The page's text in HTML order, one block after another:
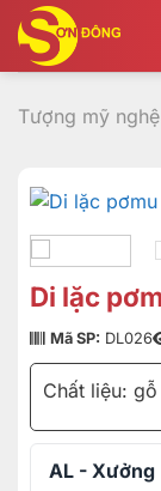
qua
nội
dung
Tượng mỹ nghệ
Di lặc
Mã SP: DL026
Chất liệu:
AL - Xưởng